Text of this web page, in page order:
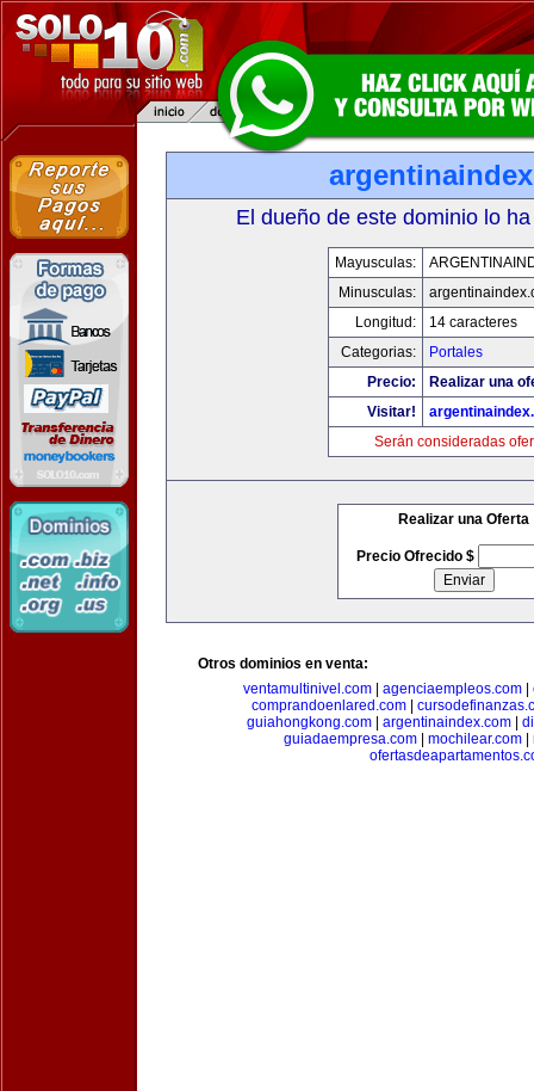
El dueño de este dominio lo
Mayusculas:
Minusculas:
Longitud:
14 caracteres
Categorias:
Portales
Precio:
Realizar una
Visitar!
Serán consideradas
Realizar una Oferta
Precio Ofrecido $
Otros dominios en venta:
ventamultinivel.com| agenciaempleos.com|
comprandoenlared.com|
guiahongkong.com| argentinaindex.com|
guiadaempresa.com
mochilear.com